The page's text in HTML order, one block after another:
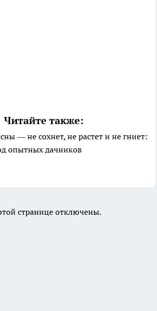
Читайте также:
— не сохнет, не растет и не гниет:
опытных дачников
странице отключены.